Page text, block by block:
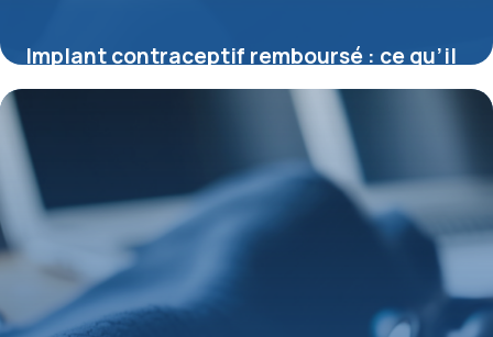
Implant contraceptif remboursé : ce qu’il
faut savoir sur cette solution longue
16 juin 2026